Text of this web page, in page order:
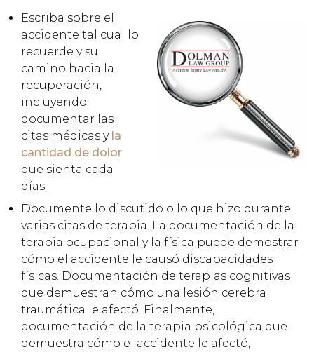
Escriba sobre el
accidente tal cual lo
recuerde y su
camino hacia la
recuperación,
incluyendo
documentar las
citas médicas y la
cantidad de dolor
que sienta cada
días.
Documente lo discutido o lo que hizo durante
varias citas de terapia. La documentación de la
terapia ocupacional y la física puede demostrar
cómo el accidente le causó discapacidades
físicas. Documentación de terapias cognitivas
que demuestran cómo una lesión cerebral
traumática le afectó. Finalmente,
documentación de la terapia psicológica que
demuestra cómo el accidente le afectó,